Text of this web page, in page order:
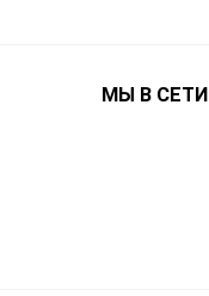
МЫ В СЕТИ